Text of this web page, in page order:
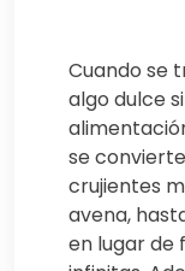
Cuando se
algo dulce
se
crujientes
avena,
en lugar de